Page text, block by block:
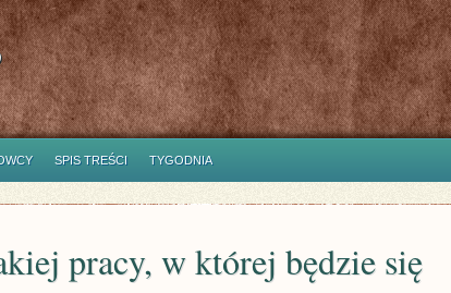
SPIS TREŚCI TYGODNIA
pracy, w której będzie się